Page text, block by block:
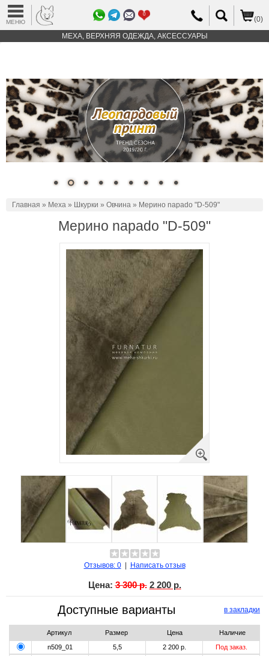
МЕНЮ
0
(0)
МЕХА, ВЕРХНЯЯ ОДЕЖДА, АКСЕССУАРЫ
Главная » Меха » Шкурки » Овчина » Мерино napado "D-509"
Мерино napado "D-509"
Отзывов: 0| Написать отзыв
Цена:3 300 р. 2 200 р.
в закладки
Доступные варианты
Артикул Размер Цена
Наличие
n509_01
5,5 2 200 р.
Под заказ.